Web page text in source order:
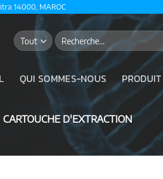
14000, MAROC
Recherche
pour :
QUI SOMMES-NOUS PRODUIT
CARTOUCHE D'EXTRACTION